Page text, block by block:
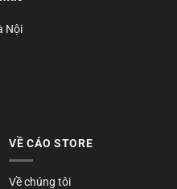
Nội
VỀ CÁO STORE
Về chúng tôi